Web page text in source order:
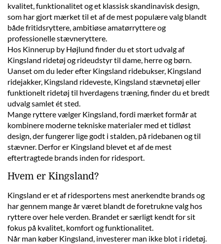
kvalitet, funktionalitet og et klassisk skandinavisk design,
som har gjort mærket til et af de mest populære valg blandt
både fritidsryttere, ambitiøse amatørryttere og
professionelle stævneryttere.
Hos Kinnerup by Højlund finder du et stort udvalg af
Kingsland ridetøj og rideudstyr til dame, herre og børn.
Uanset om du leder efter Kingsland ridebukser, Kingsland
ridejakker, Kingsland rideveste, Kingsland stævnetøj eller
funktionelt ridetøj til hverdagens træning, finder du et bredt
udvalg samlet ét sted.
Mange ryttere vælger Kingsland, fordi mærket formår at
kombinere moderne tekniske materialer med et tidløst
design, der fungerer lige godt i stalden, på ridebanen og til
stævner. Derfor er Kingsland blevet et af de mest
eftertragtede brands inden for ridesport.
Hvem er Kingsland?
Kingsland er et af ridesportens mest anerkendte brands og
har gennem mange år været blandt de foretrukne valg hos
ryttere over hele verden. Brandet er særligt kendt for sit
fokus på kvalitet, komfort og funktionalitet.
Når man køber Kingsland, investerer man ikke blot i ridetøj.